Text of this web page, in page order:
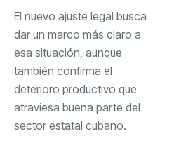
El nuevo ajuste legal busca
dar un marco más claro a
esa situación, aunque
también confirma el
deterioro productivo que
atraviesa buena parte del
sector estatal cubano.